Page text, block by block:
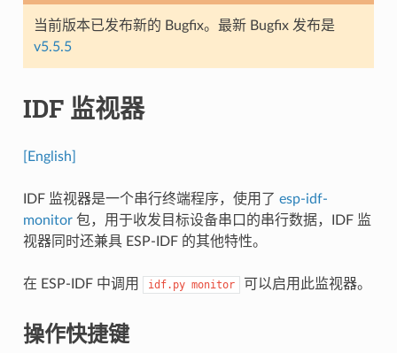
当前版本已发布新的 Bugfix。最新 Bugfix 发布是
v5.5.5
IDF 监视器
[English]
IDF 监视器是一个串行终端程序，使用了 esp-idf-
monitor包，用于收发目标设备串口的串行数据，IDF 监
视器同时还兼具 ESP-IDF 的其他特性。
在 ESP-IDF 中调用 idf.py monitor 可以启用此监视器。
操作快捷键